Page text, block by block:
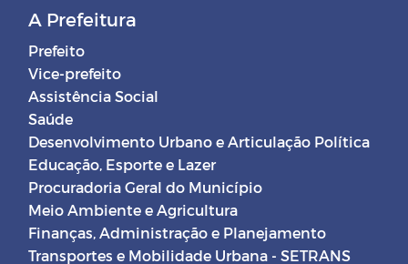
A Prefeitura
Prefeito
Vice-prefeito
Assistência Social
Saúde
Desenvolvimento Urbano e Articulação Política
Educação, Esporte e Lazer
Procuradoria Geral do Município
Meio Ambiente e Agricultura
Finanças, Administração e Planejamento
Transportes e Mobilidade Urbana - SETRANS